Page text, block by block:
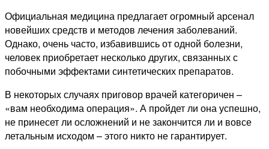
Официальная медицина предлагает огромный арсенал
новейших средств и методов лечения заболеваний.
Однако, очень часто, избавившись от одной болезни,
человек приобретает несколько других, связанных с
побочными эффектами синтетических препаратов.
В некоторых случаях приговор врачей категоричен –
«вам необходима операция». А пройдет ли она успешно,
не принесет ли осложнений и не закончится ли и вовсе
летальным исходом – этого никто не гарантирует.